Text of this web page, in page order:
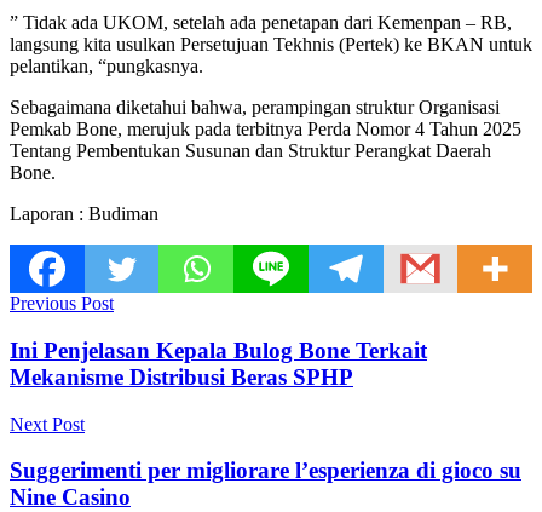
” Tidak ada UKOM, setelah ada penetapan dari Kemenpan – RB,
langsung kita usulkan Persetujuan Tekhnis (Pertek) ke BKAN untuk
pelantikan, “pungkasnya.
Sebagaimana diketahui bahwa, perampingan struktur Organisasi
Pemkab Bone, merujuk pada terbitnya Perda Nomor 4 Tahun 2025
Tentang Pembentukan Susunan dan Struktur Perangkat Daerah
Bone.
Laporan : Budiman
Previous Post
Ini Penjelasan Kepala Bulog Bone Terkait
Mekanisme Distribusi Beras SPHP
Next Post
Suggerimenti per migliorare l’esperienza di gioco su
Nine Casino